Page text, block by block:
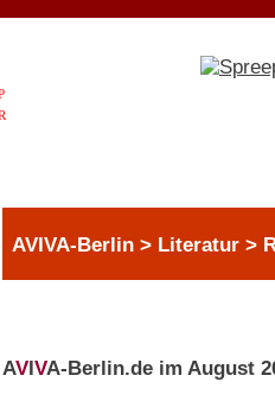
AVIVA-Berlin > Literatur >
AVIVA-Berlin.de im August